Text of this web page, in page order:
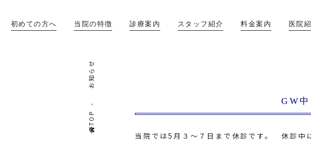
初めての方へ 当院の特徴 診療案内 スタッフ紹介 料金案内 医院
TOP
お知らせ
GW
当院では5月３～７日まで休診です。 休診中